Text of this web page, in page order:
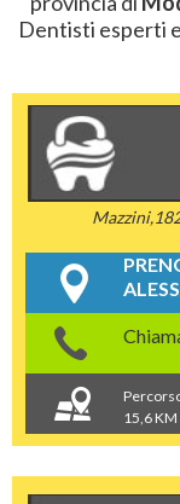
Dentisti esperti
15,6 KM